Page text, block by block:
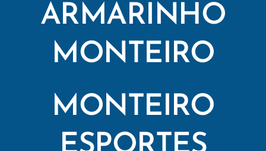
ARMARINHO
MONTEIRO
MONTEIRO